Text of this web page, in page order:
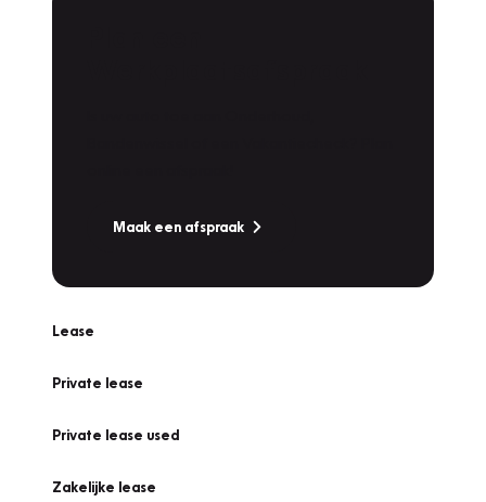
Maak een afspraak
Lease
Private lease
Private lease used
Zakelijke lease